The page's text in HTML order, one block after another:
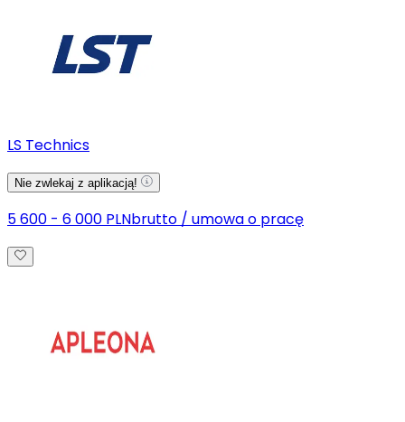
LS Technics
Nie zwlekaj z aplikacją!
5 600 - 6 000 PLNbrutto / umowa o pracę